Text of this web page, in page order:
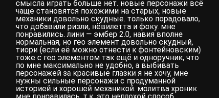
смысла играть больше нет. новые персонажи всё
чаще становятся похожими на старых, новые
механики довольно скудные. только порадовало,
что добавили ризли, нёвилетта и фоку. мне
понравились. лини — эмбер 2.0, навия вполне
нормальная, но гео элемент довольно скудный,
тиори (если её можно отнести к фонтейновским)
тоже с гео элементом так ещё и одноручник, что
по мне максимально не удобно, а выбивать
персонажей за красивые глазки я не хочу, мне
нужны сильные персонажи с продуманной
историей и хорошей механикой. молитва хроник